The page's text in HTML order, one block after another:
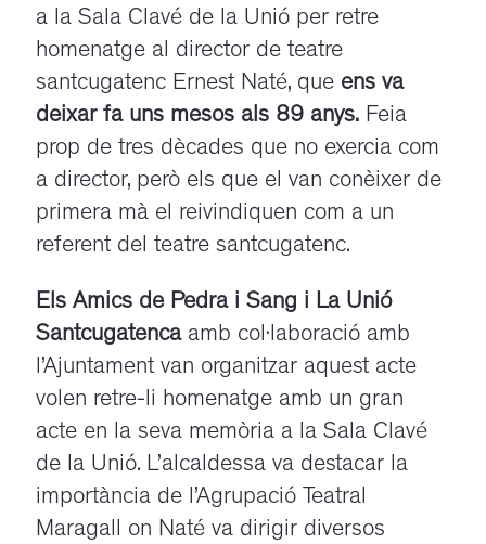
a la Sala Clavé de la Unió per retre
homenatge al director de teatre
santcugatenc Ernest Naté, que ens va
deixar fa uns mesos als 89 anys. Feia
prop de tres dècades que no exercia com
a director, però els que el van conèixer de
primera mà el reivindiquen com a un
referent del teatre santcugatenc.
Els Amics de Pedra i Sang i LaUnió
Santcugatencaamb col·laboració amb
l’Ajuntament van organitzar aquest acte
volen retre-li homenatge amb un gran
acte en la seva memòria a la Sala Clavé
de la Unió. L’alcaldessa va destacar la
importància de l’Agrupació Teatral
Maragall on Naté va dirigir diversos